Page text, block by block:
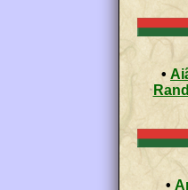
•
•